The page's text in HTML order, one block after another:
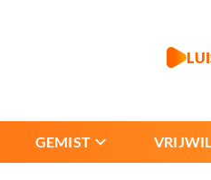
GEMIST